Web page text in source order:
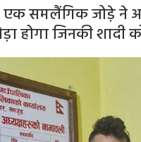
समलैंगिक जोड़े ने
होगा जिनकी शादी